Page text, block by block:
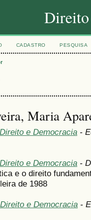
Direito
CADASTRO PESQUISA
Maria
e Democracia -
e Democracia -
e o direito
de 1988
e Democracia -